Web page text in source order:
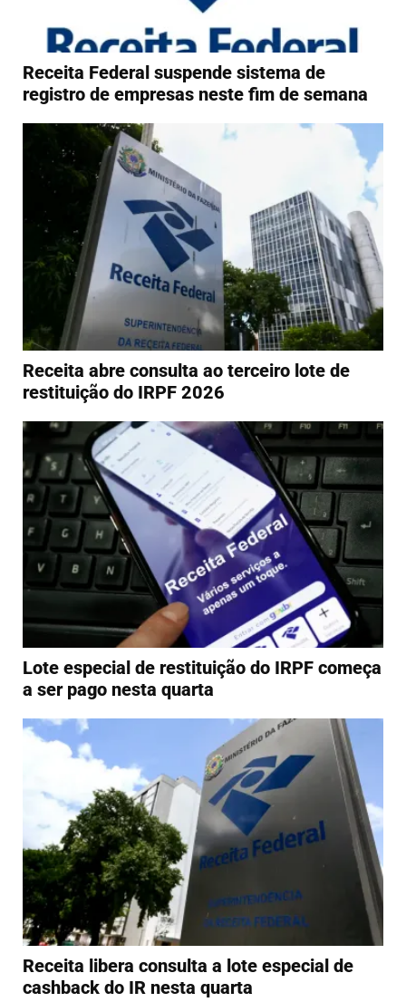
Receita Federal suspende sistema de
registro de empresas neste fim de semana
Receita abre consulta ao terceiro lote de
restituição do IRPF 2026
Lote especial de restituição do IRPF começa
a ser pago nesta quarta
Receita libera consulta a lote especial de
cashback do IR nesta quarta